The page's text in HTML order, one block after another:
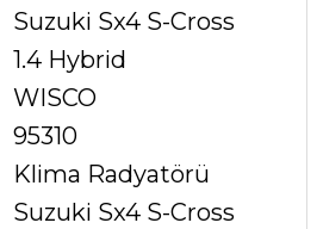
Suzuki Sx4 S-Cross
1.4 Hybrid
WISCO
95310
Klima Radyatörü
Suzuki Sx4 S-Cross